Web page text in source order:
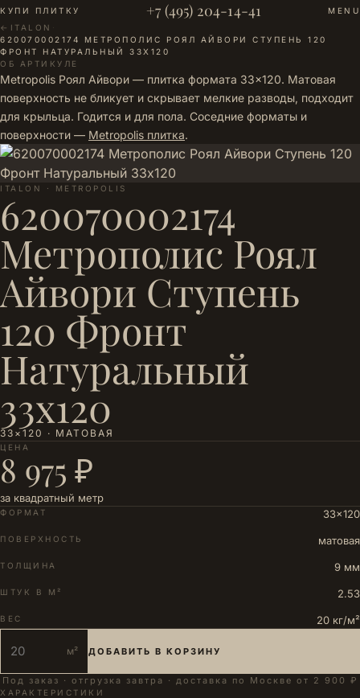
КУПИ ПЛИТКУ +7 (495) 204-14-41
MENU
← ITALON ·
620070002174 МЕТРОПОЛИС РОЯЛ АЙВОРИ СТУПЕНЬ 120
ФРОНТ НАТУРАЛЬНЫЙ 33Х120
ОБ АРТИКУЛЕ
Metropolis Роял Айвори — плитка формата 33×120. Матовая
поверхность не бликует и скрывает мелкие разводы, подходит
для крыльца. Годится и для пола. Соседние форматы и
поверхности — Metropolis плитка.
ITALON · METROPOLIS
620070002174
Метрополис Роял
Айвори Ступень
120 Фронт
Натуральный
33х120
33×120 · МАТОВАЯ
ЦЕНА
8 975 ₽
за квадратный метр
ФОРМАТ 33×120
ПОВЕРХНОСТЬ матовая
ТОЛЩИНА 9 мм
ШТУК В М² 2.53
ВЕС 20 кг/м²
м² ДОБАВИТЬ В КОРЗИНУ
Под заказ · отгрузка завтра · доставка по Москве от 2 900 ₽
ХАРАКТЕРИСТИКИ